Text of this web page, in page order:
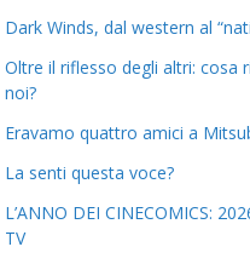
Dark Winds, dal western al
Oltre il riflesso degli altri: cosa
noi?
Eravamo quattro amici a
La senti questa voce?
L’ANNO DEI CINECOMICS:
TV